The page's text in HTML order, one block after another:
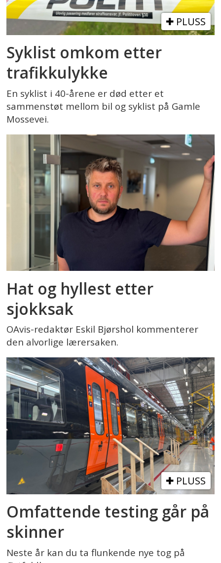
PLUSS
Syklist omkom etter
trafikkulykke
En syklist i 40-årene er død etter et
sammenstøt mellom bil og syklist på Gamle
Mossevei.
Hat og hyllest etter
sjokksak
OAvis-redaktør Eskil Bjørshol kommenterer
den alvorlige lærersaken.
PLUSS
Omfattende testing går på
skinner
Neste år kan du ta flunkende nye tog på